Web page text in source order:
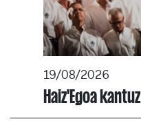
19/08/2026
Haiz'Egoa kantuz